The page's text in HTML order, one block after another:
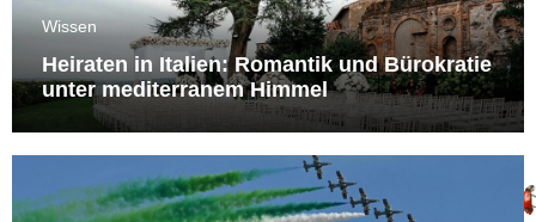
Wissen
Heiraten in Italien: Romantik und Bürokratie
unter mediterranem Himmel